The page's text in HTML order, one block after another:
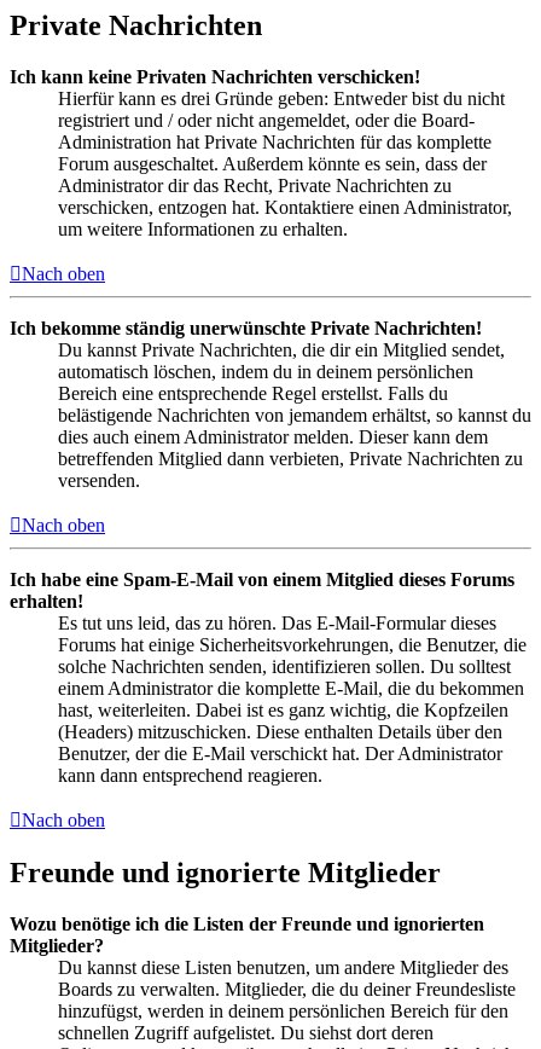
Private Nachrichten
Ich kann keine Privaten Nachrichten verschicken!
Hierfür kann es drei Gründe geben: Entweder bist du nicht
registriert und / oder nicht angemeldet, oder die Board-
Administration hat Private Nachrichten für das komplette
Forum ausgeschaltet. Außerdem könnte es sein, dass der
Administrator dir das Recht, Private Nachrichten zu
verschicken, entzogen hat. Kontaktiere einen Administrator,
um weitere Informationen zu erhalten.
Nach oben
Ich bekomme ständig unerwünschte Private Nachrichten!
Du kannst Private Nachrichten, die dir ein Mitglied sendet,
automatisch löschen, indem du in deinem persönlichen
Bereich eine entsprechende Regel erstellst. Falls du
belästigende Nachrichten von jemandem erhältst, so kannst du
dies auch einem Administrator melden. Dieser kann dem
betreffenden Mitglied dann verbieten, Private Nachrichten zu
versenden.
Nach oben
Ich habe eine Spam-E-Mail von einem Mitglied dieses Forums
erhalten!
Es tut uns leid, das zu hören. Das E-Mail-Formular dieses
Forums hat einige Sicherheitsvorkehrungen, die Benutzer, die
solche Nachrichten senden, identifizieren sollen. Du solltest
einem Administrator die komplette E-Mail, die du bekommen
hast, weiterleiten. Dabei ist es ganz wichtig, die Kopfzeilen
(Headers) mitzuschicken. Diese enthalten Details über den
Benutzer, der die E-Mail verschickt hat. Der Administrator
kann dann entsprechend reagieren.
Nach oben
Freunde und ignorierte Mitglieder
Wozu benötige ich die Listen der Freunde und ignorierten
Mitglieder?
Du kannst diese Listen benutzen, um andere Mitglieder des
Boards zu verwalten. Mitglieder, die du deiner Freundesliste
hinzufügst, werden in deinem persönlichen Bereich für den
schnellen Zugriff aufgelistet. Du siehst dort deren